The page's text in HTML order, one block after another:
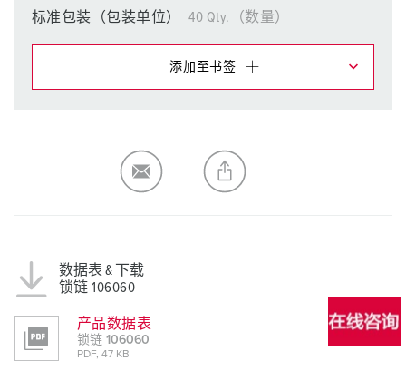
标准包装（包装单位）
40 Qty.（数量）
添加至书签
生成新清单
数据表 & 下载
锁链 106060
产品数据表
锁链 106060
PDF, 47 KB